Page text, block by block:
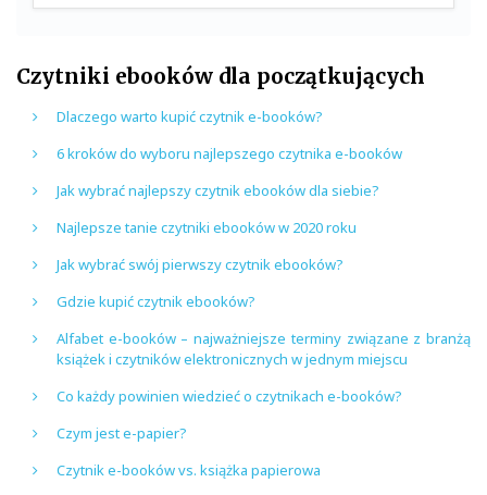
Czytniki ebooków dla początkujących
Dlaczego warto kupić czytnik e-booków?
6 kroków do wyboru najlepszego czytnika e-booków
Jak wybrać najlepszy czytnik ebooków dla siebie?
Najlepsze tanie czytniki ebooków w 2020 roku
Jak wybrać swój pierwszy czytnik ebooków?
Gdzie kupić czytnik ebooków?
Alfabet e-booków – najważniejsze terminy związane z branżą
książek i czytników elektronicznych w jednym miejscu
Co każdy powinien wiedzieć o czytnikach e-booków?
Czym jest e-papier?
Czytnik e-booków vs. książka papierowa